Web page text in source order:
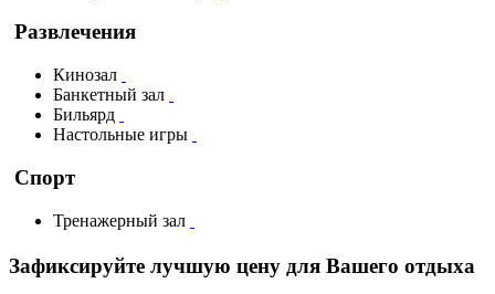
Развлечения
Кинозал
Банкетный зал
Бильярд
Настольные игры
Спорт
Тренажерный зал
Зафиксируйте лучшую цену для Вашего отдыха